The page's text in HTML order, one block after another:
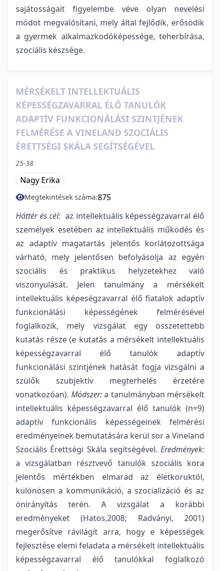
sajátosságait figyelembe véve olyan nevelési
módot megvalósítani, mely által fejlődik, erősödik
a gyermek alkalmazkodóképessége, teherbírása,
szociális készsége.
MÉRSÉKELT INTELLEKTUÁLIS
KÉPESSÉGZAVARRAL ÉLŐ TANULÓK
ADAPTÍV FUNKCIONÁLÁSI SZINTJÉNEK
FELMÉRÉSE A VINELAND SZOCIÁLIS
ÉRETTSÉGI SKÁLA SEGÍTSÉGÉVEL
25-38
Nagy Erika
Megtekintések száma:875
Háttér és cél: az intellektuális képességzavarral élő
személyek esetében az intellektuális működés és
az adaptív magatartás jelentős korlátozottsága
várható, mely jelentősen befolyásolja az egyén
szociális és praktikus helyzetekhez való
viszonyulását. Jelen tanulmány a mérsékelt
intellektuális képeségzavarral élő fiatalok adaptív
funkcionálási képességének felmérésével
foglalkozik, mely vizsgálat egy összetettebb
kutatás része (e kutatás a mérsékelt intellektuális
képességzavarral élő tanulók adaptív
funkcionálási szintjének hatását fogja vizsgálni a
szülők szubjektív megterhelés érzetére
vonatkozóan). Módszer:a tanulmányban mérsékelt
intellektuális képességzavarral élő tanulók (n=9)
adaptív funkcionális képességeinek felmérési
eredményeinek bemutatására kerül sor a Vineland
Szociális Érettségi Skála segítségével. Eredmények:
a vizsgálatban résztvevő tanulók szociális kora
jelentős mértékben elmarad az életkoruktól,
különösen a kommunikáció, a szocializáció és az
önirányítás terén. A vizsgálat a korábbi
eredményeket (Hatos,2008; Radványi, 2001)
megerősítve rávilágít arra, hogy e képességek
fejlesztése elemi feladata a mérsékelt intellektuális
képességzavarral élő tanulókkal foglalkozó